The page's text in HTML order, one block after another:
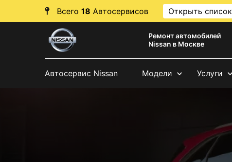
Всего 18 Автосервисов Открыть список
Ремонт автомобилей
Nissan в Москве
Автосервис Nissan Модели Услуги